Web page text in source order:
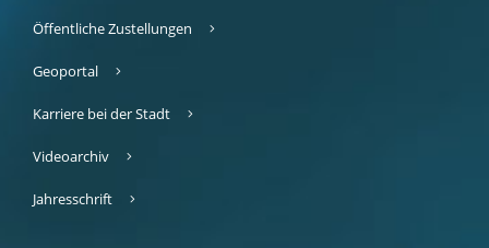
Öffentliche Zustellungen
Geoportal
Karriere bei der Stadt
Videoarchiv
Jahresschrift